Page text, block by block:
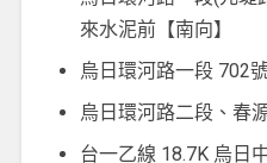
來水泥前【南向】
烏日環河路一段 702
烏日環河路二段、春
台一乙線 18.7K 烏日